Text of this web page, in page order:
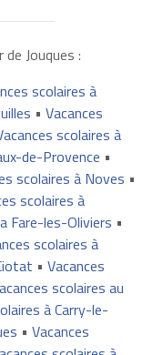
Jouques :
scolaires à
• Vacances
scolaires à
de-Provence •
scolaires à Noves •
scolaires à
Fare-les-Oliviers •
scolaires à
• Vacances
scolaires au
à Carry-le-
• Vacances